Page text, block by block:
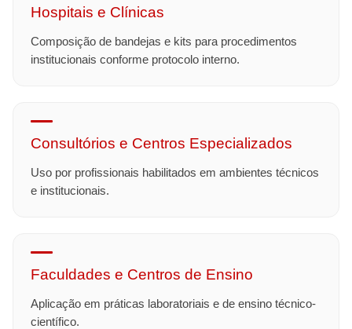
Hospitais e Clínicas
Composição de bandejas e kits para procedimentos
institucionais conforme protocolo interno.
Consultórios e Centros Especializados
Uso por profissionais habilitados em ambientes técnicos
e institucionais.
Faculdades e Centros de Ensino
Aplicação em práticas laboratoriais e de ensino técnico-
científico.